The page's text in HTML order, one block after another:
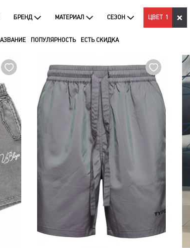
БРЕНД МАТЕРИАЛ СЕЗОН ЦВЕТ 1
ПОПУЛЯРНОСТЬ ЕСТЬ СКИДКА